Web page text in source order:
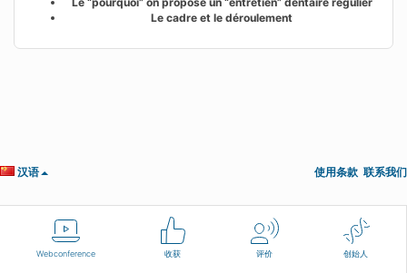
Webconference 收获 评价 创始人
Le cadre et le déroulement
汉语 使用条款 联系我们